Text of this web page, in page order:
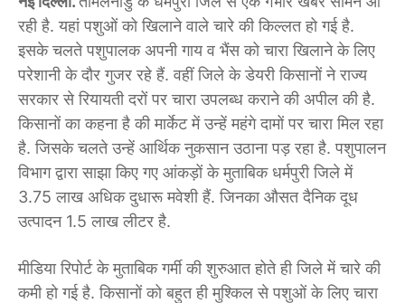
रही है. यहां पशुओं को खिलाने वाले चारे की किल्लत हो गई है.
इसके चलते पशुपालक अपनी गाय व भैंस को चारा खिलाने के लिए
परेशानी के दौर गुजर रहे हैं. वहीं जिले के डेयरी किसानों ने राज्य
सरकार से रियायती दरों पर चारा उपलब्ध कराने की अपील की है.
किसानों का कहना है की मार्केट में उन्हें महंगे दामों पर चारा मिल रहा
है. जिसके चलते उन्हें आर्थिक नुकसान उठाना पड़ रहा है. पशुपालन
विभाग द्वारा साझा किए गए आंकड़ों के मुताबिक धर्मपुरी जिले में
3.75 लाख अधिक दुधारू मवेशी हैं. जिनका औसत दैनिक दूध
उत्पादन 1.5 लाख लीटर है.
मीडिया रिपोर्ट के मुताबिक गर्मी की शुरुआत होते ही जिले में चारे की
कमी हो गई है. किसानों को बहुत ही मुश्किल से पशुओं के लिए चारा